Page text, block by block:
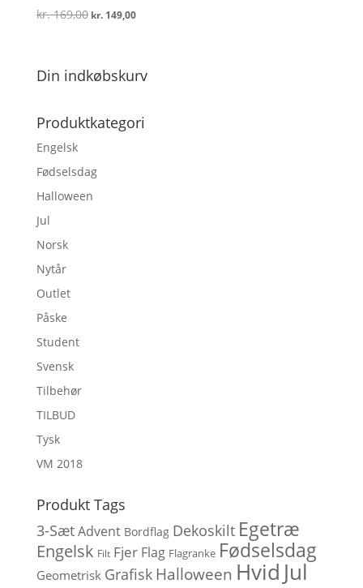
kr.169,00 Den
kr. 169,00.
kr.149,00Den
kr. 149,00.
Din indkøbskurv
Produktkategori
Engelsk
Fødselsdag
Halloween
Jul
Norsk
Nytår
Outlet
Påske
Student
Svensk
Tilbehør
TILBUD
Tysk
VM 2018
Produkt Tags
3-SætAdvent Bordflag Dekoskilt Egetræ
Engelsk Filt Fjer Flag Flagranke Fødselsdag
Geometrisk Grafisk Halloween Hvid Jul